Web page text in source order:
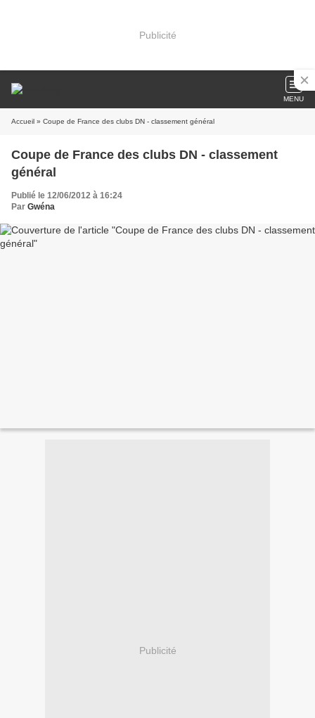
Publicité
MENU
Accueil » Coupe de France des clubs DN - classement général
Coupe de France des clubs DN - classement
général
Publié le 12/06/2012 à 16:24
Par Gwéna
Publicité